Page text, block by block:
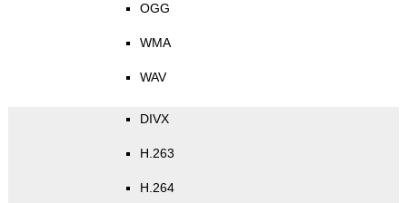
OGG
WMA
WAV
DIVX
H.263
H.264